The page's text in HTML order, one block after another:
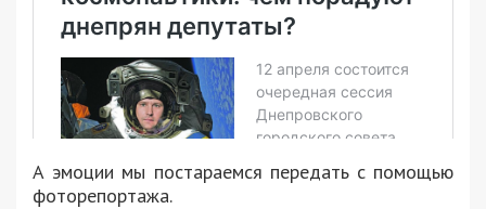
А эмоции мы постараемся передать с помощью
фоторепортажа.